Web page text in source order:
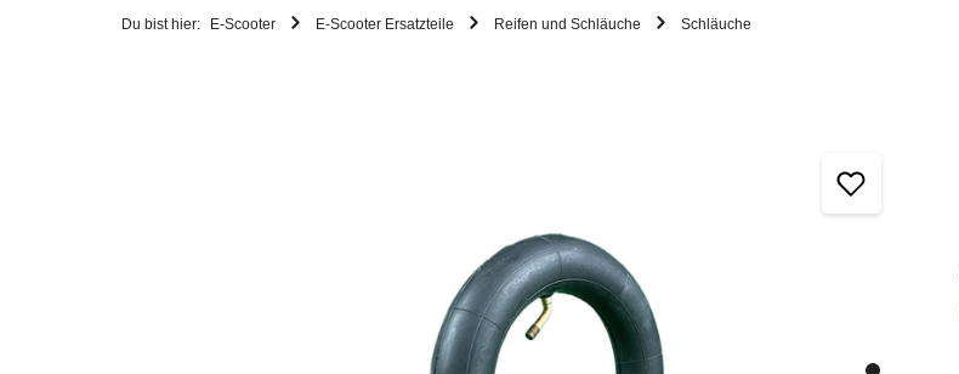
Du bist hier: E-Scooter E-Scooter Ersatzteile Reifen und Schläuche Schläuche